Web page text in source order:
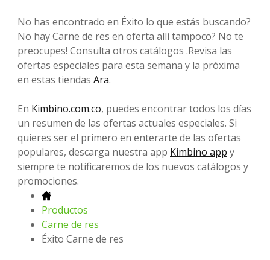
No has encontrado en Éxito lo que estás buscando?
No hay Carne de res en oferta allí tampoco? No te
preocupes! Consulta otros catálogos .Revisa las
ofertas especiales para esta semana y la próxima
en estas tiendas Ara.
En Kimbino.com.co, puedes encontrar todos los días
un resumen de las ofertas actuales especiales. Si
quieres ser el primero en enterarte de las ofertas
populares, descarga nuestra app Kimbino app y
siempre te notificaremos de los nuevos catálogos y
promociones.
Productos
Carne de res
Éxito Carne de res